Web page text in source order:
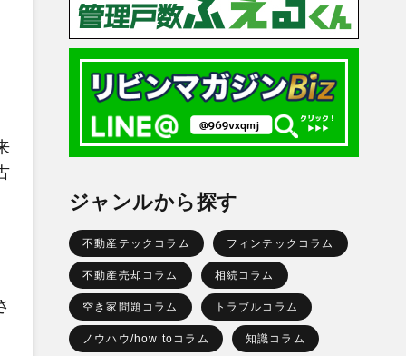
ジャンルから探す
不動産テックコラム フィンテックコラム
不動産売却コラム 相続コラム
空き家問題コラム トラブルコラム
ノウハウ/how toコラム 知識コラム